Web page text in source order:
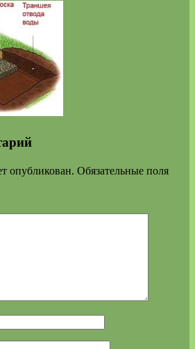
опубликован. Обязательные поля